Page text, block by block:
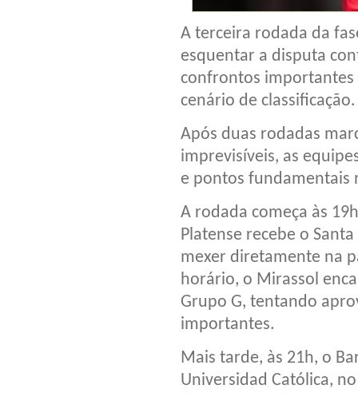
A terceira rodada da
esquentar a disputa
confrontos importantes
cenário de classificação.
Após duas rodadas
imprevisíveis, as
e pontos fundamentais
A rodada começa às
Platense recebe o
mexer diretamente na
horário, o Mirassol
Grupo G, tentando
importantes.
Mais tarde, às 21h, o
Universidad Católica,